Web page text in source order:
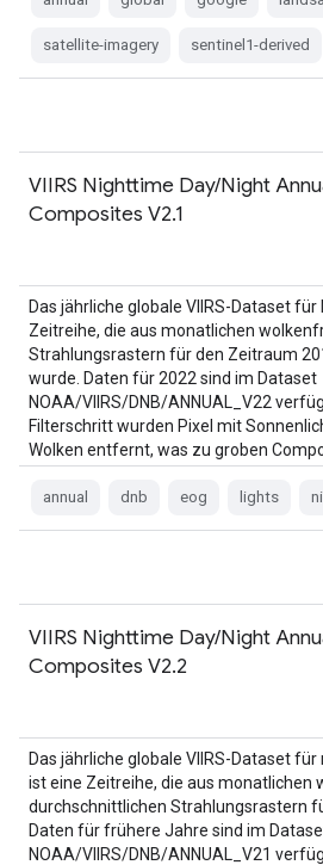
satellite-imagery sentinel1-derived
VIIRS Nighttime Day/Night
Composites V2.1
Das jährliche globale VIIRS-Dataset
Zeitreihe, die aus monatlichen
Strahlungsrastern für den Zeitraum
wurde. Daten für 2022 sind im Dataset
NOAA/VIIRS/DNB/ANNUAL_V22
Filterschritt wurden Pixel mit
Wolken entfernt, was zu groben
annual dnb eog lights
VIIRS Nighttime Day/Night
Composites V2.2
Das jährliche globale VIIRS-Dataset
ist eine Zeitreihe, die aus monatlichen
durchschnittlichen Strahlungsrastern
Daten für frühere Jahre sind im
NOAA/VIIRS/DNB/ANNUAL_V21